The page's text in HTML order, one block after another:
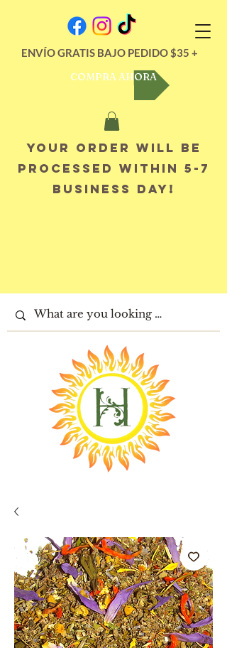
ENVÍO GRATIS BAJO PEDIDO $35 +
COMPRA AHORA
Your order will be
processed within 5-7
business day!